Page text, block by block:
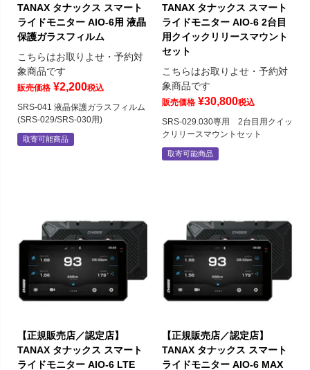
TANAX タナックス スマート
ライドモニター AIO-6用 液晶
保護ガラスフィルム
こちらはお取りよせ・予約対
象商品です
販売価格 ¥2,200税込
SRS-041 液晶保護ガラスフィルム
(SRS-029/SRS-030用)
取寄可能商品
TANAX タナックス スマート
ライドモニター AIO-6 2台目
用クイックリリースマウント
セット
こちらはお取りよせ・予約対
象商品です
販売価格 ¥30,800税込
SRS-029.030専用 2台目用クイッ
クリリースマウントセット
取寄可能商品
【正規販売店／認定店】
TANAX タナックス スマート
ライドモニター AIO-6 LTE
【正規販売店／認定店】
TANAX タナックス スマート
ライドモニター AIO-6 MAX